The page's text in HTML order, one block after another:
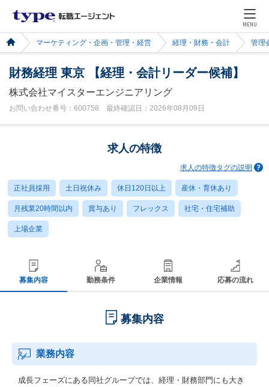
MENU
マーケティング・企画・管理・経営 経理・財務・会計 管理
財務経理 東京 【経理・会計リーダー候補】
株式会社マイスターエンジニアリング
お問い合わせ番号：600758 最終確認日：2026年08月09日
求人の特徴
求人の特徴タグの説明
正社員採用 土日祝休み 休日120日以上 産休・育休あり
月残業20時間以内 賞与あり フレックス 社宅・住宅補助
上場企業
募集内容 勤務条件 企業情報 応募の流れ
募集内容
業務内容
成長フェーズにある同社グループでは、経理・財務部門にも大き